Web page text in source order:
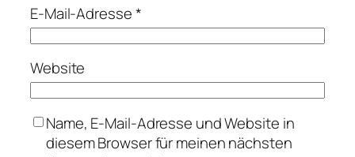
E-Mail-Adresse*
Website
Name, E-Mail-Adresse und Website in
diesem Browser für meinen nächsten